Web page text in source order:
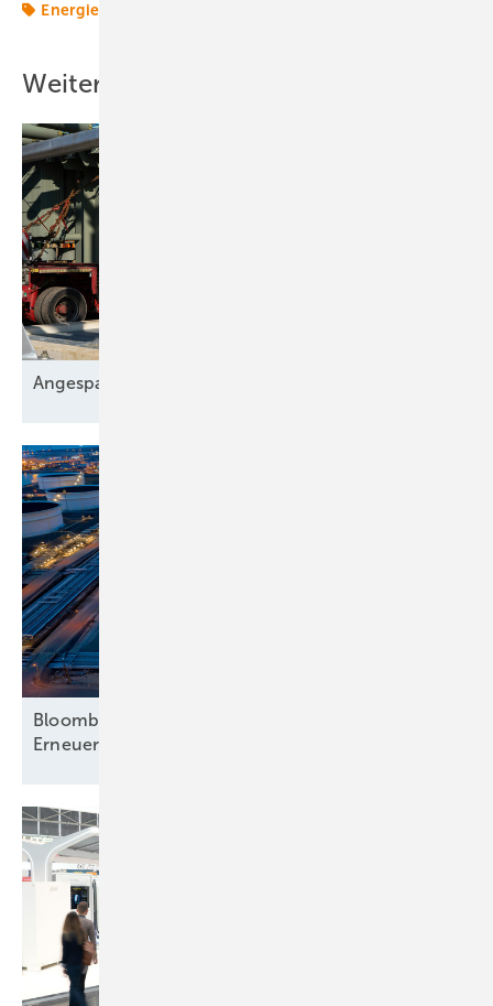
Energiewende 2.0
Weitere Inhalte
A ngespannt
Bloomberg analysiert mehr Hinwendung zu
Erneuerbaren – nur beim